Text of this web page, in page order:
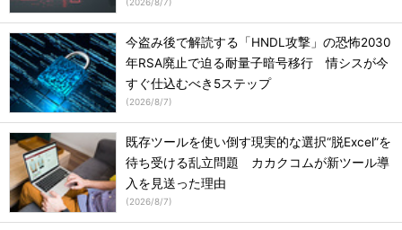
今盗み後で解読する「HNDL攻撃」の恐怖2030
年RSA廃止で迫る耐量子暗号移行 情シスが今
すぐ仕込むべき5ステップ
(2026/8/7)
既存ツールを使い倒す現実的な選択“脱Excel”を
待ち受ける乱立問題 カカクコムが新ツール導
入を見送った理由
(2026/8/7)